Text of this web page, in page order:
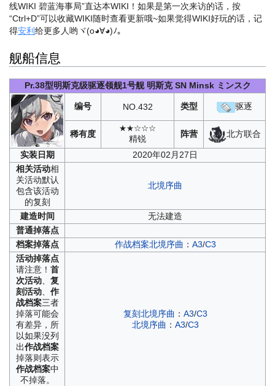
线WIKI 碧蓝海事局”直达本WIKI！如果是第一次来访的话，按
“Ctrl+D”可以收藏WIKI随时查看更新哦~如果觉得WIKI好玩的话，记
得安利 给更多人哟ヾ(o◕∀◕)ﾉ。
舰船信息
Pr.38型明斯克级驱逐领舰1号舰 明斯克 SN Minsk ミンスク
编号 NO.432 类型 驱逐
稀有度
★★☆☆☆
精锐 阵营 北方联合
实装日期
2020年02月27日
相关活动相
关活动默认
包含该活动
的复刻
北境序曲
建造时间
无法建造
普通掉落点
档案掉落点 作战档案北境序曲 ： A3/C3
活动掉落点
请注意！ 首
次活动、 复
刻活动、 作
战档案三者
掉落可能会
有差异，所
以如果没列
出作战档案
掉落则表示
作战档案中
不掉落。
复刻北境序曲 ： A3/C3
北境序曲 ： A3/C3